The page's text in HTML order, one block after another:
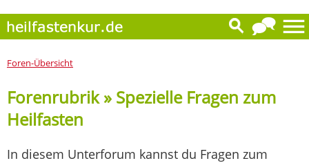
Foren-Übersicht
Forenrubrik » Spezielle Fragen zum
Heilfasten
In diesem Unterforum kannst du Fragen zum